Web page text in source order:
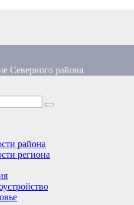
Северного района
района
региона